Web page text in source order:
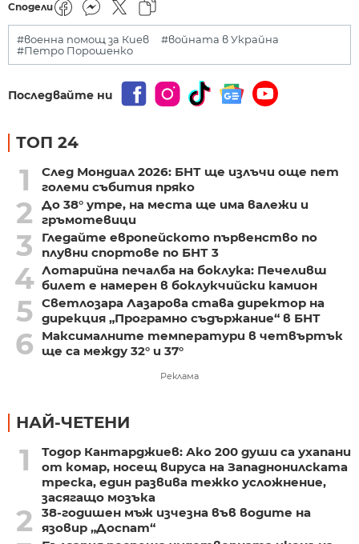
Сподели
#военна помощ за Киев
#войната в Украйна
#Петро Порошенко
Последвайте ни
ТОП 24
1
След Мондиал 2026: БНТ ще излъчи още пет
големи събития пряко
2
До 38° утре, на места ще има валежи и
гръмотевици
3
Гледайте европейското първенство по
плувни спортове по БНТ 3
4 Лотарийна печалба на боклука: Печеливш
билет е намерен в боклукчийски камион
5 Светлозара Лазарова става директор на
дирекция „Програмно съдържание“ в БНТ
6
Максималните температури в четвъртък
ще са между 32° и 37°
Реклама
НАЙ-ЧЕТЕНИ
1
Тодор Кантарджиев: Ако 200 души са ухапани
от комар, носещ вируса на Западнонилската
треска, един развива тежко усложнение,
засягащо мозъка
2
38-годишен мъж изчезна във водите на
язовир „Доспат“